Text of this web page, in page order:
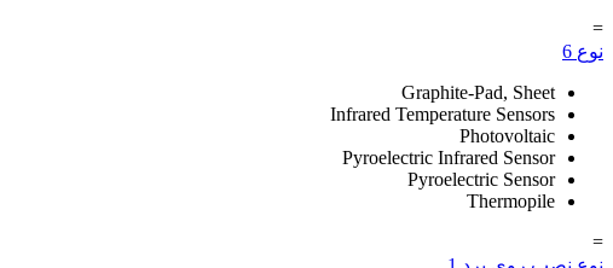
=
نوع 6
Graphite-Pad, Sheet
Infrared Temperature Sensors
Photovoltaic
Pyroelectric Infrared Sensor
Pyroelectric Sensor
Thermopile
=